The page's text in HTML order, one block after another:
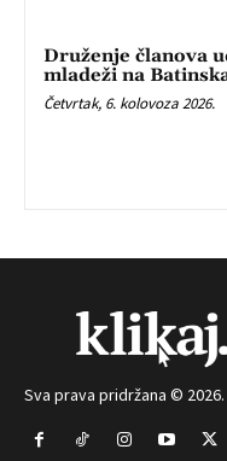
Druženje članova
mladeži na
Četvrtak, 6. kolovoza 2026.
Sva prava pridržana ©